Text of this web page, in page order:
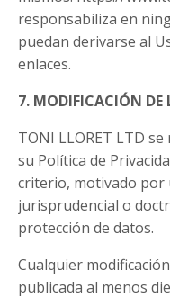
responsabiliza en
puedan derivarse al
enlaces.
7. MODIFICACIÓN DE
TONI LLORET LTD
su Política de
criterio, motivado por
jurisprudencial o
protección de datos.
Cualquier
publicada al menos